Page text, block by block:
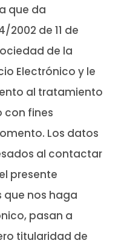
que da
2002 de 11 de
de la
Electrónico y le
al tratamiento
con fines
Los datos
al contactar
presente
que nos haga
pasan a
titularidad de